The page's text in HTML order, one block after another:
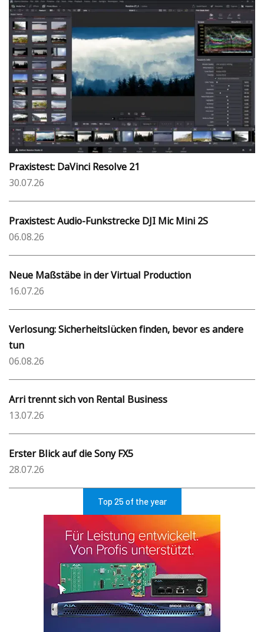
Praxistest: DaVinci Resolve 21
30.07.26
Praxistest: Audio-Funkstrecke DJI Mic Mini 2S
06.08.26
Neue Maßstäbe in der Virtual Production
16.07.26
Verlosung: Sicherheitslücken finden, bevor es andere
tun
06.08.26
Arri trennt sich von Rental Business
13.07.26
Erster Blick auf die Sony FX5
28.07.26
Top 25 of the year